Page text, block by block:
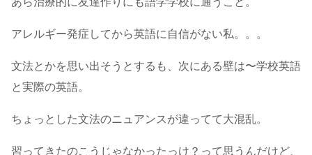
アレルギー発症してから英語に自信がない私。。。
文法とかを思い出そうとするも、次にある壁は〜学校英語
と実際の英語。
ちょっとした文法のニュアンスが違ってて大混乱。
習ってきたのこうじゃなかったっけ？って思うんだけど、